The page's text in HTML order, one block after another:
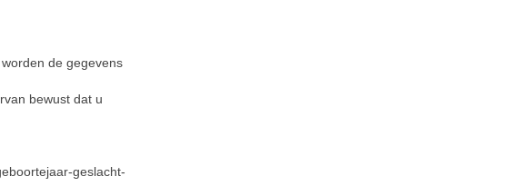
de gegevens
bewust dat u
geslacht-